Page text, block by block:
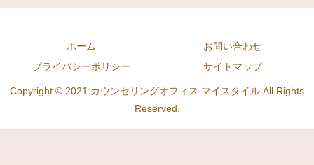
ホーム
お問い合わせ
プライバシーポリシー
サイトマップ
Copyright © 2021 カウンセリングオフィス マイスタイル All Rights
Reserved.